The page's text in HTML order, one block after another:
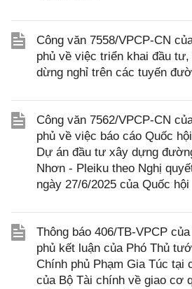
Công văn 7558/VPCP-CN
phủ về việc triển khai đầu
dừng nghỉ trên các tuyến
Công văn 7562/VPCP-CN
phủ về việc báo cáo Quốc
Dự án đầu tư xây dựng
Nhơn - Pleiku theo Nghị
ngày 27/6/2025 của Quốc hội
Thông báo 406/TB-VPCP
phủ kết luận của Phó Thủ
Chính phủ Phạm Gia Túc tại
của Bộ Tài chính về giao cơ